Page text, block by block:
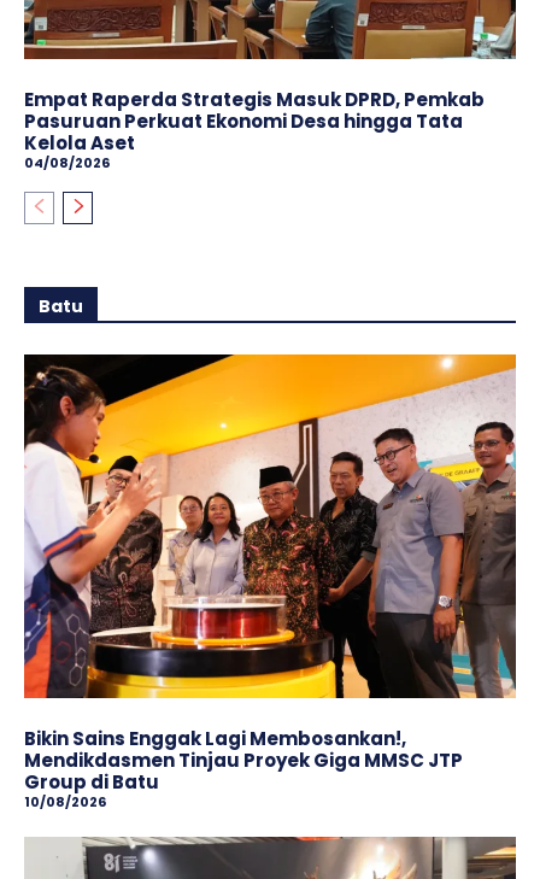
Empat Raperda Strategis Masuk DPRD, Pemkab
Pasuruan Perkuat Ekonomi Desa hingga Tata
Kelola Aset
04/08/2026
Batu
Bikin Sains Enggak Lagi Membosankan!,
Mendikdasmen Tinjau Proyek Giga MMSC JTP
Group di Batu
10/08/2026